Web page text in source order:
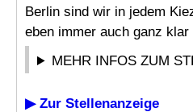
Berlin sind wir in jedem
eben immer auch ganz klar
MEHR INFOS ZUM
▶ Zur Stellenanzeige